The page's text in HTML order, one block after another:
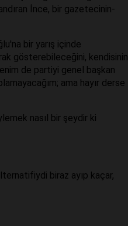
İnce, bir gazetecinin-
bir yarış içinde
gösterebileceğini, kendisinin
de partiyi genel başkan
ama hayır derse
nasıl bir şeydir ki
biraz ayıp kaçar,